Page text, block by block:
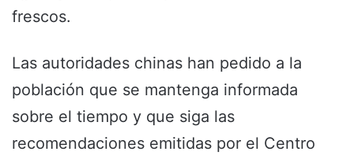
frescos.
Las autoridades chinas han pedido a la
población que se mantenga informada
sobre el tiempo y que siga las
recomendaciones emitidas por el Centro